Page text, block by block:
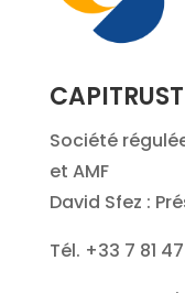
CAPITRUST
Société
et AMF
David Sfez :
Tél. +33 7 81